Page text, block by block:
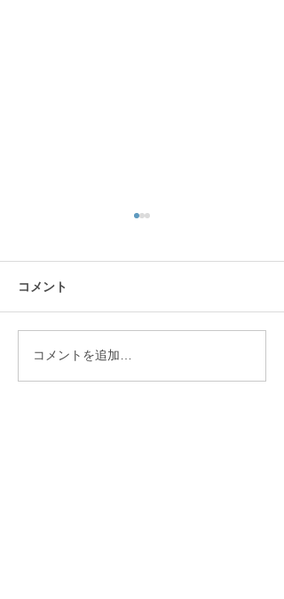
モルック
コメント
コメントを追加…